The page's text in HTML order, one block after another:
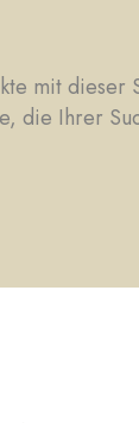
mit dieser
die Ihrer